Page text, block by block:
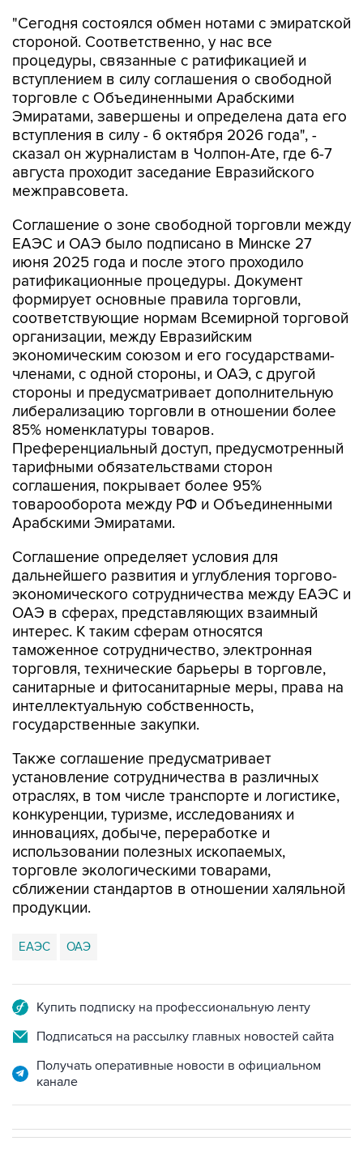
"Сегодня состоялся обмен нотами с эмиратской
стороной. Соответственно, у нас все
процедуры, связанные с ратификацией и
вступлением в силу соглашения о свободной
торговле с Объединенными Арабскими
Эмиратами, завершены и определена дата его
вступления в силу - 6 октября 2026 года", -
сказал он журналистам в Чолпон-Ате, где 6-7
августа проходит заседание Евразийского
межправсовета.
Соглашение о зоне свободной торговли между
ЕАЭС и ОАЭ было подписано в Минске 27
июня 2025 года и после этого проходило
ратификационные процедуры. Документ
формирует основные правила торговли,
соответствующие нормам Всемирной торговой
организации, между Евразийским
экономическим союзом и его государствами-
членами, с одной стороны, и ОАЭ, с другой
стороны и предусматривает дополнительную
либерализацию торговли в отношении более
85% номенклатуры товаров.
Преференциальный доступ, предусмотренный
тарифными обязательствами сторон
соглашения, покрывает более 95%
товарооборота между РФ и Объединенными
Арабскими Эмиратами.
Соглашение определяет условия для
дальнейшего развития и углубления торгово-
экономического сотрудничества между ЕАЭС и
ОАЭ в сферах, представляющих взаимный
интерес. К таким сферам относятся
таможенное сотрудничество, электронная
торговля, технические барьеры в торговле,
санитарные и фитосанитарные меры, права на
интеллектуальную собственность,
государственные закупки.
Также соглашение предусматривает
установление сотрудничества в различных
отраслях, в том числе транспорте и логистике,
конкуренции, туризме, исследованиях и
инновациях, добыче, переработке и
использовании полезных ископаемых,
торговле экологическими товарами,
сближении стандартов в отношении халяльной
продукции.
ЕАЭС ОАЭ
Купить подписку на профессиональную ленту
Подписаться на рассылку главных новостей сайта
Получать оперативные новости в официальном
канале